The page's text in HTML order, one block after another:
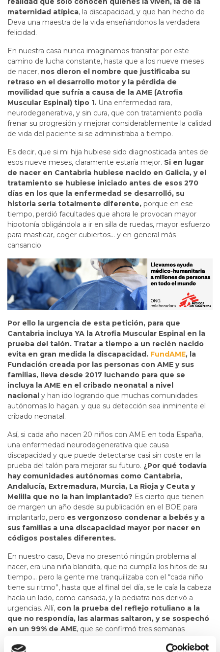
maternidad atípica, la discapacidad, y que han hecho de
Deva una maestra de la vida enseñándonos la verdadera
felicidad.
En nuestra casa nunca imaginamos transitar por este
camino de lucha constante, hasta que a los nueve meses
de nacer, nos dieron el nombre que justificaba su
retraso en el desarrollo motor y la pérdida de
movilidad que sufría a causa de la AME (Atrofia
Muscular Espinal) tipo 1. Una enfermedad rara,
neurodegenerativa, y sin cura, que con tratamiento podía
frenar su progresión y mejorar considerablemente la calidad
de vida del paciente si se administraba a tiempo.
Es decir, que si mi hija hubiese sido diagnosticada antes de
esos nueve meses, claramente estaría mejor. Si en lugar
de nacer en Cantabria hubiese nacido en Galicia, y el
tratamiento se hubiese iniciado antes de esos 270
días en los que la enfermedad se desarrolló, su
historia sería totalmente diferente, porque en ese
tiempo, perdió facultades que ahora le provocan mayor
hipotonía obligándola a ir en silla de ruedas, mayor esfuerzo
para masticar, coger cubiertos… y en general más
cansancio.
Por ello la urgencia de esta petición, para que
Cantabria incluya YA la Atrofia Muscular Espinal en la
prueba del talón. Tratar a tiempo a un recién nacido
evita en gran medida la discapacidad. FundAME, la
Fundación creada por las personas con AME y sus
familias, lleva desde 2017 luchando para que se
incluya la AME en el cribado neonatal a nivel
nacional y han ido logrando que muchas comunidades
autónomas lo hagan. y que su detección sea inminente el
cribado neonatal.
Así, si cada año nacen 20 niños con AME en toda España,
una enfermedad neurodegenerativa que causa
discapacidad y que puede detectarse casi sin coste en la
prueba del talón para mejorar su futuro. ¿Por qué todavía
hay comunidades autónomas como Cantabria,
Andalucía, Extremadura, Murcia, La Rioja y Ceuta y
Melilla que no la han implantado? Es cierto que tienen
de margen un año desde su publicación en el BOE para
implantarlo, pero es vergonzoso condenar a bebés y a
sus familias a una discapacidad mayor por nacer en
códigos postales diferentes.
En nuestro caso, Deva no presentó ningún problema al
nacer, era una niña blandita, que no cumplía los hitos de su
tiempo… pero la gente me tranquilizaba con el “cada niño
tiene su ritmo”, hasta que al final del día, se le caía la cabeza
hacía un lado, como cansada, y la pediatra nos derivó a
urgencias. Allí, con la prueba del reflejo rotuliano a la
que no respondía, las alarmas saltaron, y se sospechó
en un 99% de AME, que se confirmó tres semanas